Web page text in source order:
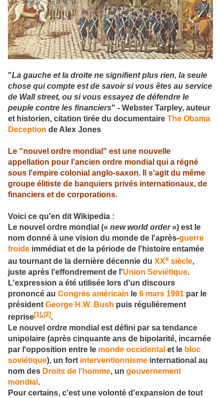
"La gauche et la droite ne signifient plus rien, la seule
chose qui compte est de savoir si vous êtes au service
de Wall street, ou si vous essayez de défendre le
peuple contre les financiers" - Webster Tarpley, auteur
et historien, citation tirée du documentaire The Obama
Deception de Alex Jones
Le "nouvel ordre mondial" est une nouvelle
appellation pour l'ancien ordre mondial qui a régné
sous l'empire colonial anglo-saxon. Il s'agit du même
groupe élitiste de banquiers privés internationaux, de
financiers et de corporations.
Voici ce qu'en dit Wikipedia :
Le nouvel ordre mondial (« new world order») est le
nom donné à une vision du monde de l'après-guerre
froide immédiat et de la période de l'histoire entamée
au tournant de la dernière décennie du XXe siècle,
juste après l'effondrement de l'Union Soviétique.
L'expression a été utilisée lors d'un discours
prononcé au Congrès américain le 6 mars 1991 par le
président George H.W. Bush puis régulièrement
reprise[1] , [2] .
Le nouvel ordre mondial est défini par sa tendance
unipolaire (après cinquante ans de bipolarité, incarnée
par l'opposition entre le monde occidental et le bloc
soviétique), un fort interventionnisme international au
nom des Droits de l'homme, un gouvernement
mondial .
Pour certains, c'est une volonté d'expansion de tout